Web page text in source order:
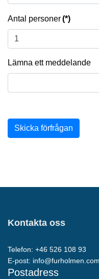
Antal personer(*)
Lämna ett meddelande
Skicka förfrågan
Kontakta oss
Telefon: +46 526 108 93
E-post: info@furholmen.com
Postadress